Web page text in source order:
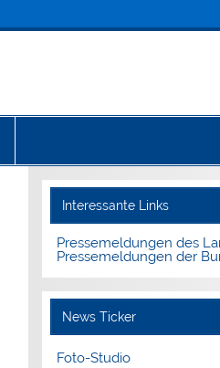
Interessante Links
Pressemeldungen des
Pressemeldungen der
News Ticker
Foto-Studio